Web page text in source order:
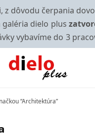
z dôvodu čerpania
galéria dielo plus
vybavíme do 3
“Architektúra”